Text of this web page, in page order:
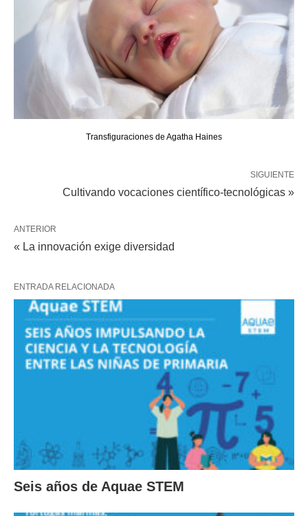
Transfiguraciones de Agatha Haines
SIGUIENTE
Cultivando vocaciones científico-tecnológicas »
ANTERIOR
« La innovación exige diversidad
ENTRADA RELACIONADA
Seis años de Aquae STEM